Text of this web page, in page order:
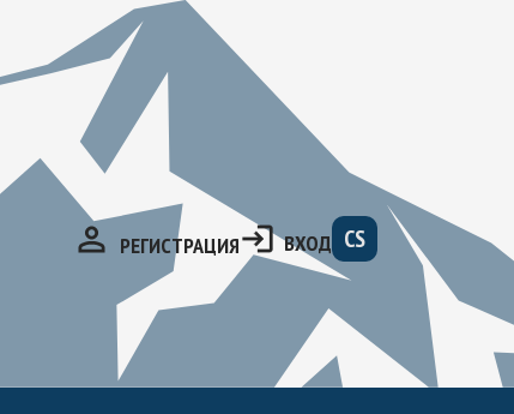
РЕГИСТРАЦИЯ ВХОД CS